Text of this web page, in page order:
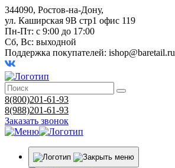
344090, Ростов-на-Дону,
ул. Каширская 9В стр1 офис 119
Пн-Пт: с 9:00 до 17:00
Сб, Вс: выходной
Поддержка покупателей: ishop@baretail.ru
8(800)201-61-93
8(988)201-61-93
Заказать звонок